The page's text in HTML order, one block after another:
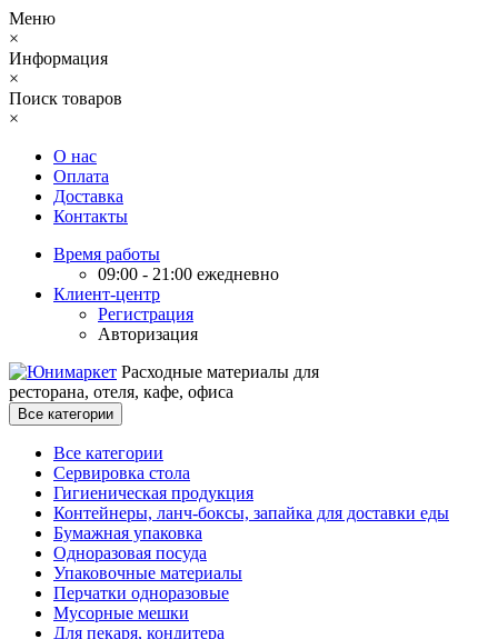
Меню
×
Информация
×
Поиск товаров
×
О нас
Оплата
Доставка
Контакты
Время работы
09:00 - 21:00 ежедневно
Клиент-центр
Регистрация
Авторизация
Расходные материалы для
ресторана, отеля, кафе, офиса
Все категории
Все категории
Сервировка стола
Гигиеническая продукция
Контейнеры, ланч-боксы, запайка для доставки еды
Бумажная упаковка
Одноразовая посуда
Упаковочные материалы
Перчатки одноразовые
Мусорные мешки
Для пекаря, кондитера